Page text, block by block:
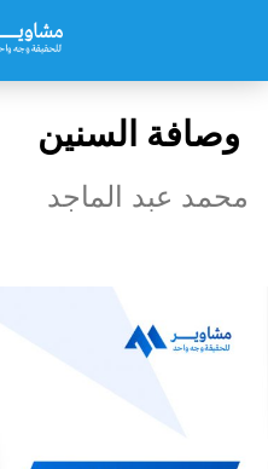
وصافة السنين
محمد عبد الماجد